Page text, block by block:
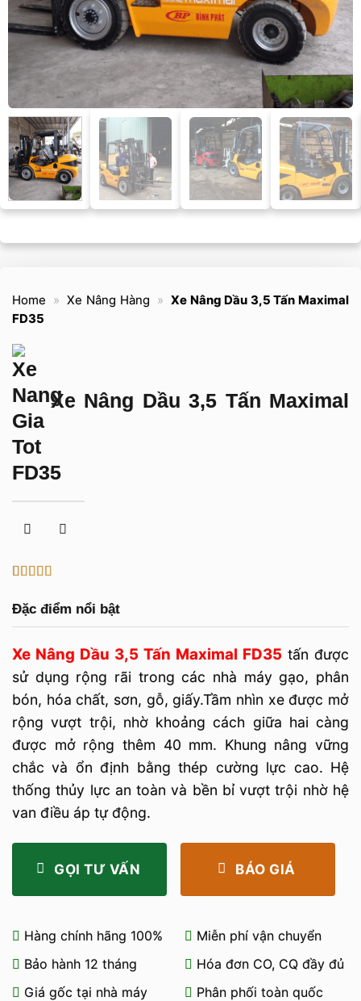
Home » Xe Nâng Hàng » Xe Nâng Dầu 3,5 Tấn Maximal
FD35
Xe Nâng Dầu 3,5 Tấn Maximal
FD35
trênđánh
giá
Đặc điểm nổi bật
Xe Nâng Dầu 3,5 Tấn Maximal FD35 tấn được
sử dụng rộng rãi trong các nhà máy gạo, phân
bón, hóa chất, sơn, gỗ, giấy.Tầm nhìn xe được mở
rộng vượt trội, nhờ khoảng cách giữa hai càng
được mở rộng thêm 40 mm. Khung nâng vững
chắc và ổn định bằng thép cường lực cao. Hệ
thống thủy lực an toàn và bền bỉ vượt trội nhờ hệ
van điều áp tự động.
GỌI TƯ VẤN BÁO GIÁ
Hàng chính hãng 100%
Miễn phí vận chuyển
Bảo hành 12 tháng
Hóa đơn CO, CQ đầy đủ
Giá gốc tại nhà máy
Phân phối toàn quốc